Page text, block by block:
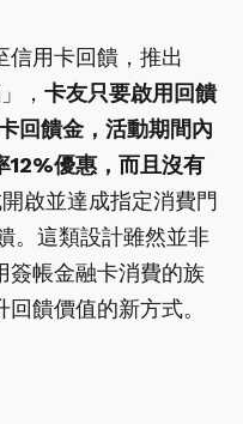
信用卡回饋，推出
， 卡友只要啟用回饋
回饋金，活動期間內
12%優惠，而且沒有
啟並達成指定消費門
。這類設計雖然並非
簽帳金融卡消費的族
饋價值的新方式。